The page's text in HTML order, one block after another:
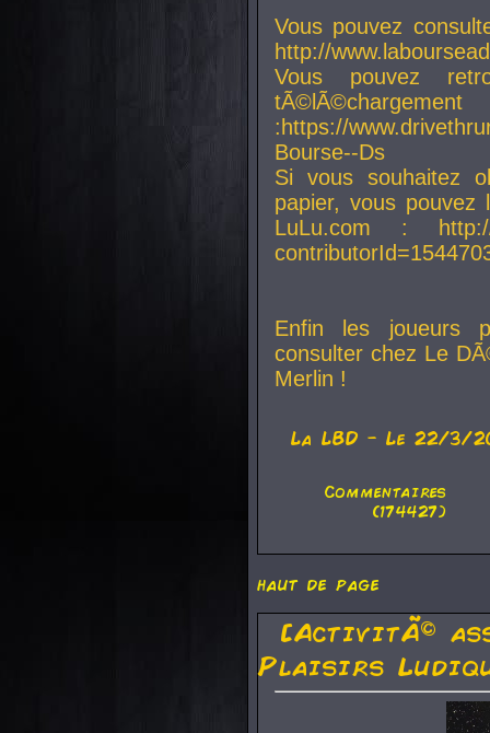
Vous pouvez
http://
Vous pouvez
:https://
Bourse--Ds
Si vous souhaitez
papier, vous
LuLu.com : http://
Enfin les joueurs
consulter chez Le
Merlin !
La LBD - Le 22/3/
Commentaires
(174427)
haut de page
[ActivitÃ©
Plaisirs